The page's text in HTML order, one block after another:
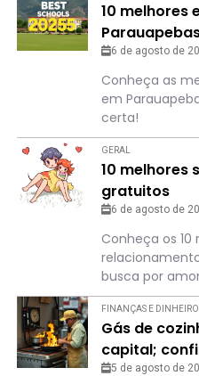
10 melhores
6 de agosto de
Conheça as
em
certa!
GERAL
10 melhores
gratuitos
6 de agosto de
Conheça os 10
busca por
FINANÇAS E DINHEIRO
Gás de
capital;
5 de agosto de